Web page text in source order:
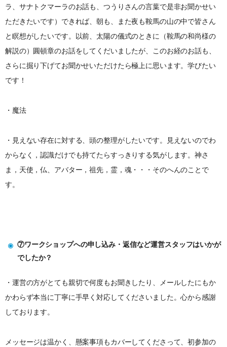
ラ、サナトクマーラのお話も、つうりさんの言葉で是非お聞かせい
ただきたいです）できれば、朝も、また夜も鞍馬の山の中で皆さん
と瞑想がしたいです。以前、太陽の儀式のときに（鞍馬の和尚様の
解説の）圓頓章のお話をしてくだいましたが、このお経のお話も、
さらに掘り下げてお聞かせいただけたら極上に思います。学びたい
です！
・魔法
・見えない存在に対する、頭の整理がしたいです。見えないのでわ
からなく，認識だけでも持てたらすっきりする気がします。神さ
ま，天使，仏、アバター，祖先，霊，魂・・・そのへんのことで
す。
⑦ワークショップへの申し込み・返信など運営スタッフはいかが
でしたか？
・運営の方がとても親切で何度もお聞きしたり、メールしたにもか
かわらず本当に丁寧に手早く対応してくださいました。心から感謝
しております。
メッセージは温かく、懸案事項もカバーしてくださって、初参加の